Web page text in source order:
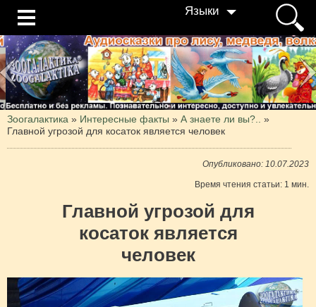
Языки
Зоогалактика » Интересные факты » А знаете ли вы?..
»
Главной угрозой для косаток является человек
Опубликовано: 10.07.2023
Время чтения статьи: 1 мин.
Главной угрозой для
косаток является
человек